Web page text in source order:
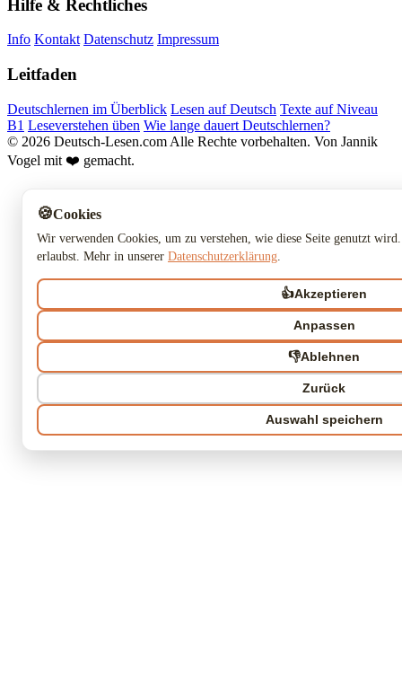
Hilfe & Rechtliches
Info Kontakt Datenschutz Impressum
Leitfaden
Deutschlernen im Überblick Lesen auf Deutsch Texte auf Niveau
B1 Leseverstehen üben Wie lange dauert Deutschlernen?
© 2026 Deutsch-Lesen.com Alle Rechte vorbehalten. Von Jannik
Vogel mit ❤️ gemacht.
🍪Cookies
Wir verwenden Cookies, um zu verstehen, wie diese Seite genutzt
erlaubst. Mehr in unserer Datenschutzerklärung.
👍Akzeptieren
Anpassen
👎Ablehnen
Zurück
Auswahl speichern